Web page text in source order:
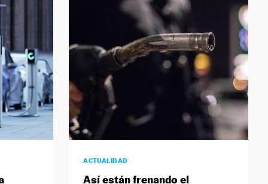
ACTUALIDAD
Así están frenando el